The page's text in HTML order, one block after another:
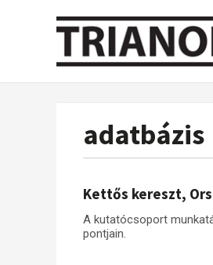
adatbázis
Kettős kereszt,
A kutatócsoport
pontjain.